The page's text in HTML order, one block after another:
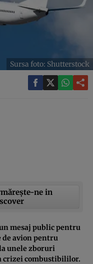
Sursa foto: Shutterstock
ne in
mesaj public pentru
de avion pentru
unele zboruri
crizei combustibililor.